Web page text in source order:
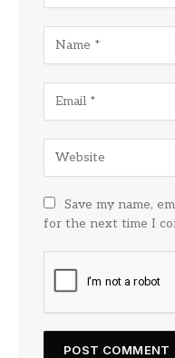
Save my name,
for the next time I